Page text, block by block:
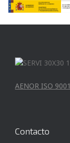
AENOR ISO 9001
Contacto